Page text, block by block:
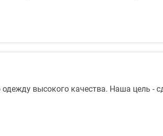
высокого качества. Наша цель -